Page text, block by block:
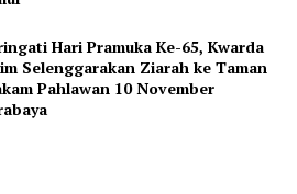
Hari Pramuka Ke-65, Kwarda
Selenggarakan Ziarah ke Taman
Pahlawan 10 November